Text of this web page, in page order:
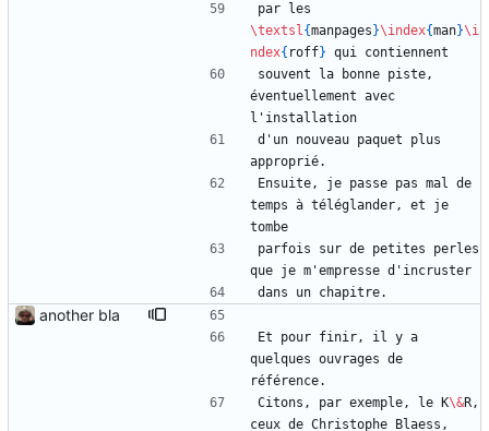
\textsl{manpages }\index{man}\i
ndex{ roff} qui contiennent
souvent la bonne piste,
éventuellement avec
l'installation
d'un nouveau paquet plus
approprié.
Ensuite, je passe pas mal de
temps à téléglander, et je
tombe
parfois sur de petites perles
que je m'empresse d'incruster
dans un chapitre.
another bla
Et pour finir, il y a
quelques ouvrages de
référence.
Citons, par exemple, le K\&R,
ceux de Christophe Blaess,